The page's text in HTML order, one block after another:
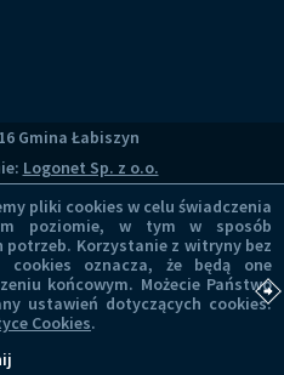
Gmina Łabiszyn
Logonet Sp. z o.o.
pliki cookies w celu świadczenia
poziomie, w tym w sposób
Korzystanie z witryny bez
cookies oznacza, że będą one
końcowym. Możecie Państwo
ustawień dotyczących cookies.
Cookies.